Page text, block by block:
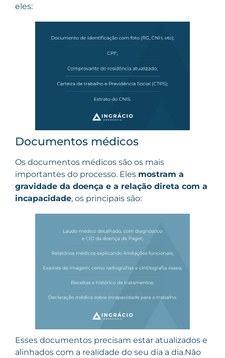
eles:
Documentos médicos
Os documentos médicos são os mais
importantes do processo. Eles mostram a
gravidade da doença e a relação direta com a
incapacidade, os principais são:
Esses documentos precisam estar atualizados e
alinhados com a realidade do seu dia a dia.Não